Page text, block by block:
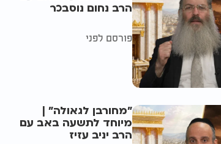
הרב נחום נוסבכר
פורסם לפני
"מחורבן לגאולה" |
מיוחד לתשעה באב עם
הרב יניב עזיז